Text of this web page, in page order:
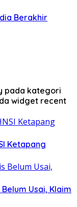
Berakhir
pada kategori
widget recent
Ketapang
Usai, Klaim